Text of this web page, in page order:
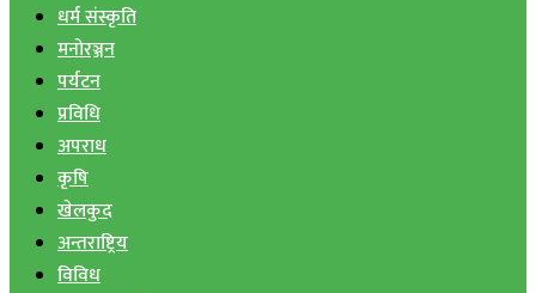
धर्म संस्कृति
मनोरञ्जन
पर्यटन
प्रविधि
अपराध
कृषि
खेलकुद
अन्तराष्ट्रिय
विविध